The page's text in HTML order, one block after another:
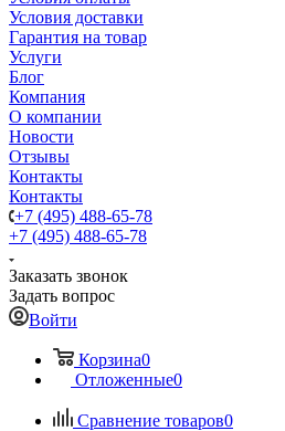
Условия доставки
Гарантия на товар
Услуги
Блог
Компания
О компании
Новости
Отзывы
Контакты
Контакты
+7 (495) 488-65-78
+7 (495) 488-65-78
Заказать звонок
Задать вопрос
Войти
Корзина0
Отложенные0
Сравнение товаров0